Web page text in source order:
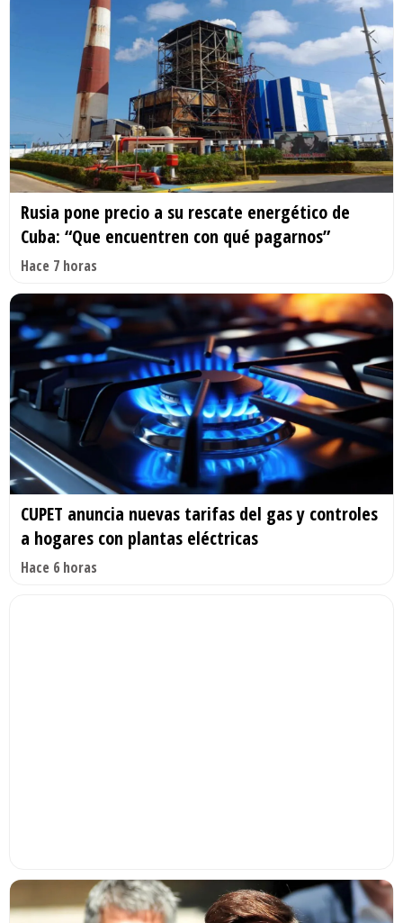
Rusia pone precio a su rescate energético de
Cuba: “Que encuentren con qué pagarnos”
Hace 7 horas
CUPET anuncia nuevas tarifas del gas y controles
a hogares con plantas eléctricas
Hace 6 horas